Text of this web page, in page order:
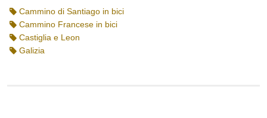
Cammino di Santiago in bici
Cammino Francese in bici
Castiglia e Leon
Galizia